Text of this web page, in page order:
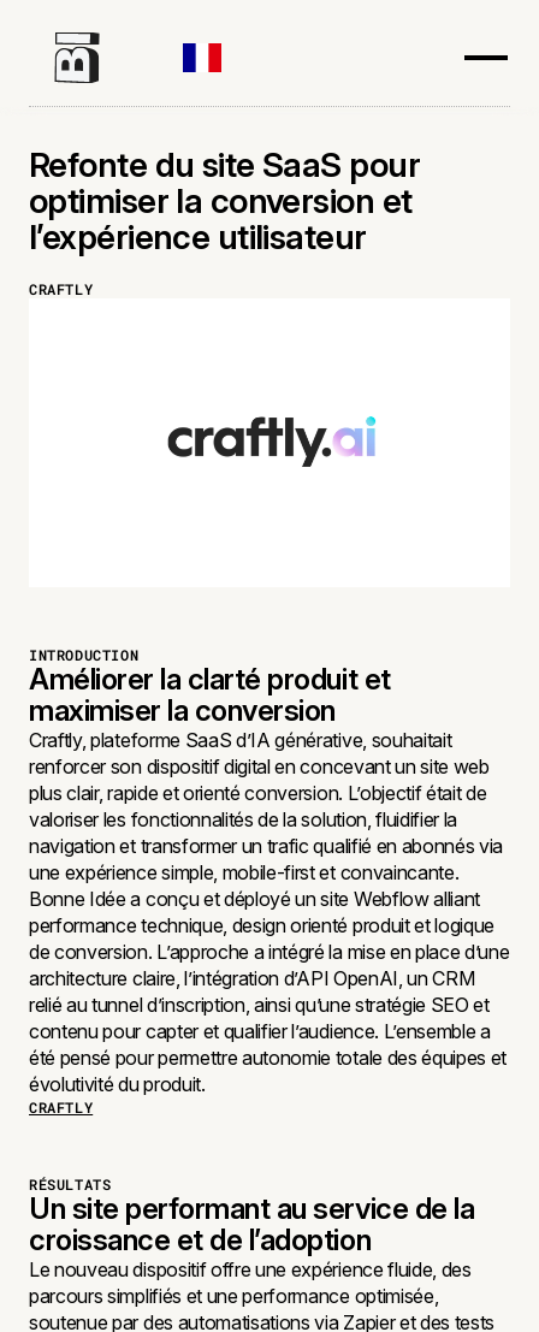
Refonte du site SaaS pour
optimiser la conversion et
l’expérience utilisateur
CRAFTLY
INTRODUCTION
Améliorer la clarté produit et
maximiser la conversion
Craftly, plateforme SaaS d’IA générative, souhaitait
renforcer son dispositif digital en concevant un site web
plus clair, rapide et orienté conversion. L’objectif était de
valoriser les fonctionnalités de la solution, fluidifier la
navigation et transformer un trafic qualifié en abonnés via
une expérience simple, mobile-first et convaincante.
Bonne Idée a conçu et déployé un site Webflow alliant
performance technique, design orienté produit et logique
de conversion. L’approche a intégré la mise en place d’une
architecture claire, l’intégration d’API OpenAI, un CRM
relié au tunnel d’inscription, ainsi qu’une stratégie SEO et
contenu pour capter et qualifier l’audience. L’ensemble a
été pensé pour permettre autonomie totale des équipes et
évolutivité du produit.
CRAFTLY
RÉSULTATS
Un site performant au service de la
croissance et de l’adoption
Le nouveau dispositif offre une expérience fluide, des
parcours simplifiés et une performance optimisée,
soutenue par des automatisations via Zapier et des tests